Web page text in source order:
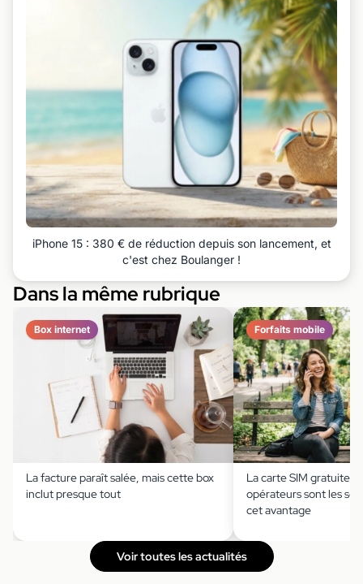
iPhone 15 : 380 € de réduction depuis son lancement, et
c'est chez Boulanger !
Dans la même rubrique
Box internet
La facture paraît salée, mais cette box
inclut presque tout
Forfaits mobile
La carte SIM gratuite ?
opérateurs sont les
cet avantage
Voir toutes les actualités